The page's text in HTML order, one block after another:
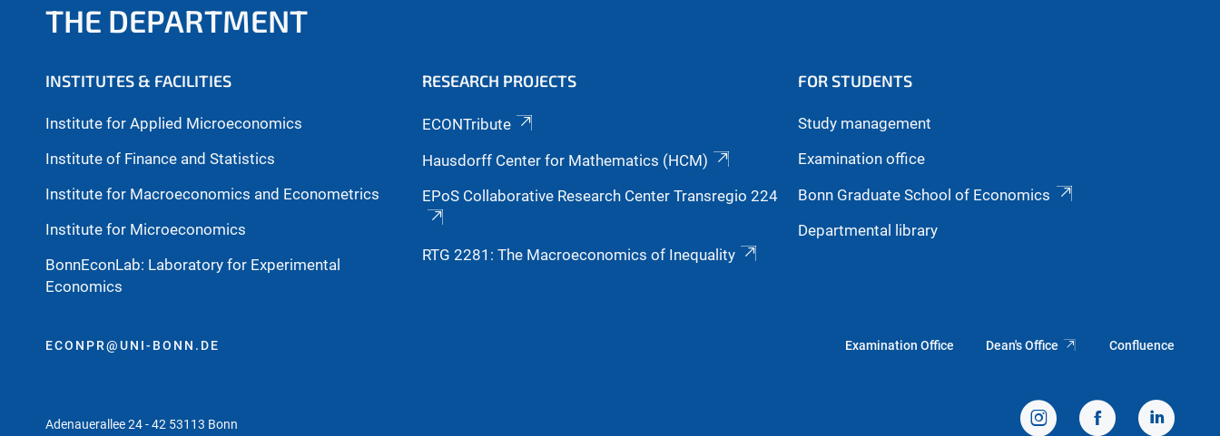
THE DEPARTMENT
INSTITUTES & FACILITIES
Institute for Applied Microeconomics
Institute of Finance and Statistics
Institute for Macroeconomics and Econometrics
Institute for Microeconomics
BonnEconLab: Laboratory for Experimental
Economics
RESEARCH PROJECTS
ECONTribute
Hausdorff Center for Mathematics (HCM)
EPoS Collaborative Research Center Transregio 224
RTG 2281: The Macroeconomics of Inequality
FOR STUDENTS
Study management
Examination office
Bonn Graduate School of Economics
Departmental library
ECONPR@UNI-BONN.DE
Adenauerallee 24 - 42 53113 Bonn
Examination Office Dean's Office Confluence